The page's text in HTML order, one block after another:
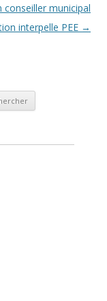
conseiller municipal
interpelle PEE →